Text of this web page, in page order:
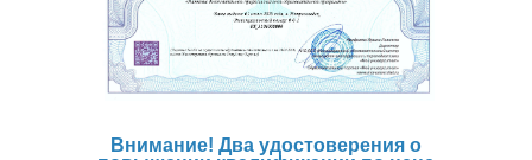
Внимание! Два удостоверения о